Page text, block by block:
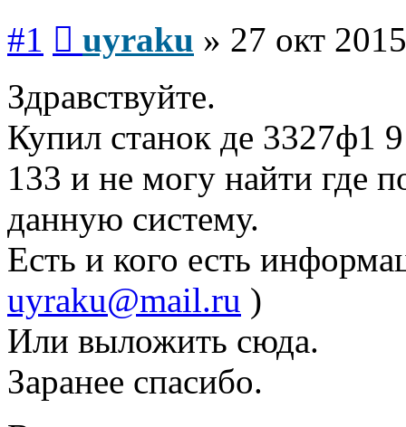
#1 uyraku » 27 окт
Здравствуйте.
Купил станок де 3327ф1
133 и не могу найти где
данную систему.
Есть и кого есть
uyraku@mail.ru )
Или выложить сюда.
Заранее спасибо.